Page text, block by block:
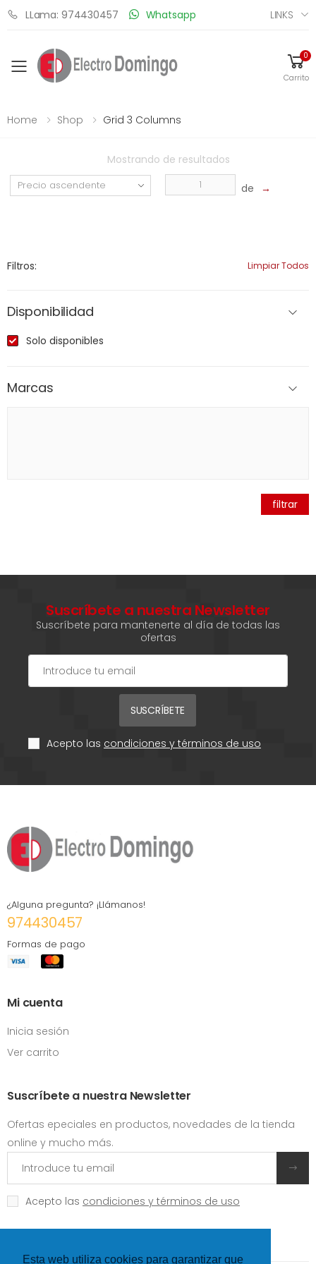
Esta web utiliza cookies para garantizar que
LLama: 974430457 Whatsapp LINKS
Toggle mobile menu
0
Carrito
Home Shop Grid 3 Columns
Mostrando de resultados
de →
Filtros: Limpiar Todos
Disponibilidad
Solo disponibles
Marcas
filtrar
Suscríbete a nuestra Newsletter
Suscríbete para mantenerte al día de todas las
ofertas
SUSCRÍBETE
Acepto las condiciones y términos de uso
¿Alguna pregunta? ¡Llámanos!
974430457
Formas de pago
Mi cuenta
Inicia sesión
Ver carrito
Suscríbete a nuestra Newsletter
Ofertas epeciales en productos, novedades de la tienda
online y mucho más.
Acepto las condiciones y términos de uso